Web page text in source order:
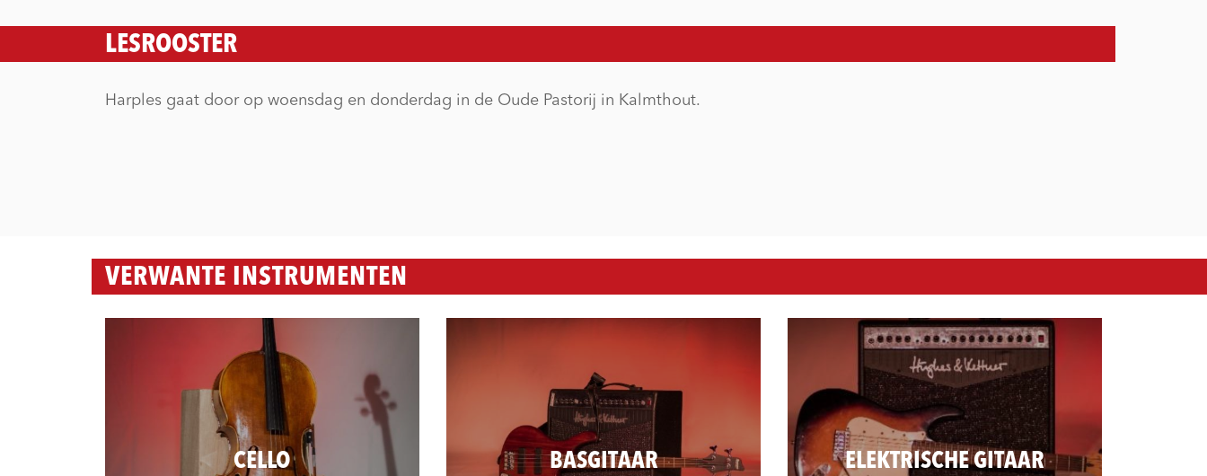
LESROOSTER
Harples gaat door op woensdag en donderdag in de Oude Pastorij in Kalmthout.
VERWANTE INSTRUMENTEN
CELLO BASGITAAR ELEKTRISCHE GITAAR